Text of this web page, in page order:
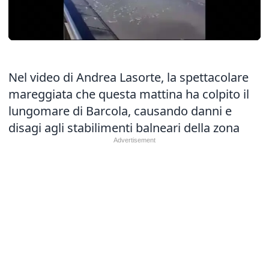
Nel video di Andrea Lasorte, la spettacolare
mareggiata che questa mattina ha colpito il
lungomare di Barcola, causando danni e
disagi agli stabilimenti balneari della zona